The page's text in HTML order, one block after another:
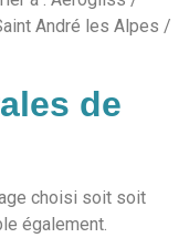
André les Alpes /
de
choisi soit soit
également.